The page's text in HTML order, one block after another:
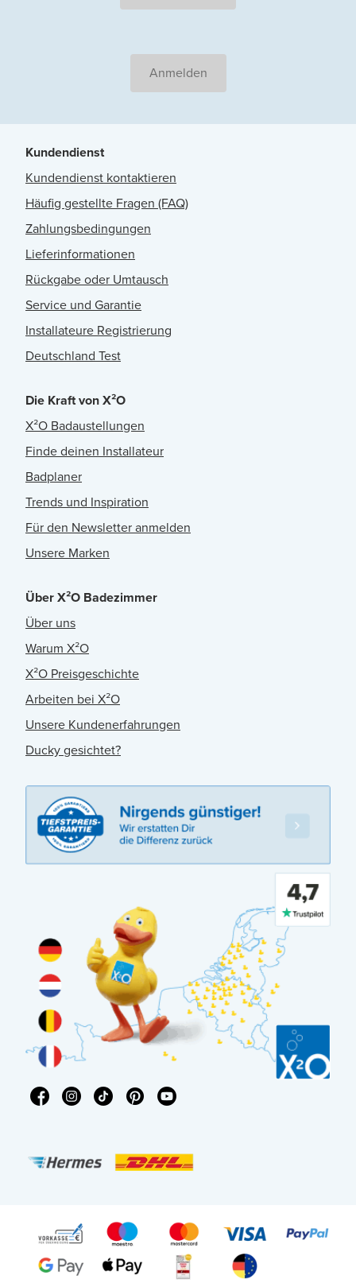
Anmelden
Kundendienst
Kundendienst kontaktieren
Häufig gestellte Fragen (FAQ)
Zahlungsbedingungen
Lieferinformationen
Rückgabe oder Umtausch
Service und Garantie
Installateure Registrierung
Deutschland Test
Die Kraft von X²O
X²O Badaustellungen
Finde deinen Installateur
Badplaner
Trends und Inspiration
Für den Newsletter anmelden
Unsere Marken
Über X²O Badezimmer
Über uns
Warum X²O
X²O Preisgeschichte
Arbeiten bei X²O
Unsere Kundenerfahrungen
Ducky gesichtet?